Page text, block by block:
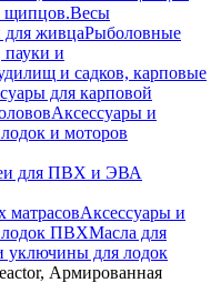
щипцов.Весы
для живцаРыболовные
пауки и
и садков, карповые
для карповой
Аксессуары и
и моторов
для ПВХ и ЭВА
Аксессуары и
лодок ПВХМасла для
уключины для лодок
Армированная